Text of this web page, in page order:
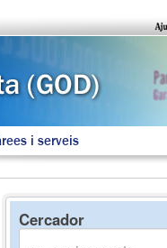
i serveis
Cercador